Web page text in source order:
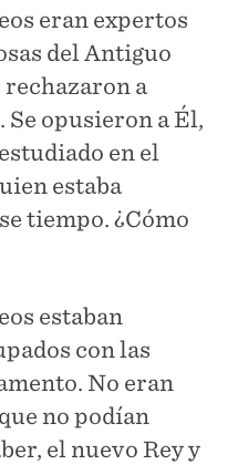
eran expertos
del Antiguo
a
opusieron a Él,
en el
estaba
tiempo. ¿Cómo
estaban
con las
No eran
no podían
el nuevo Rey y